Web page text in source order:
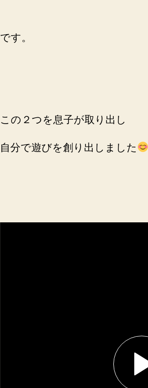
です。
この２つを息子が取り出し
自分で遊びを創り出しました